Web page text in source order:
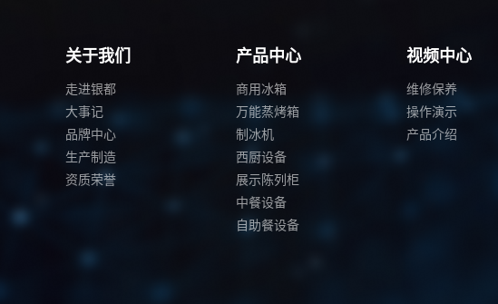
关于我们
走进银都
大事记
品牌中心
生产制造
资质荣誉
产品中心
商用冰箱
万能蒸烤箱
制冰机
西厨设备
展示陈列柜
中餐设备
自助餐设备
视频中心
维修保养
操作演示
产品介绍